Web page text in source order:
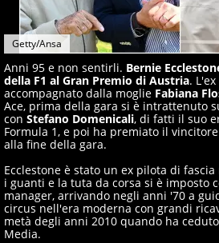
Getty/Ansa
Anni 95 e non sentirli. Bernie
della F1 al Gran Premio di Austria.
accompagnato dalla moglie Fabiana
Ace, prima della gara si è intrattenuto
con Stefano Domenicali, di fatti il suo
Formula 1, e poi ha premiato il vincitore
alla fine della gara.
Ecclestone è stato un ex pilota di
i guanti e la tuta da corsa si è imposto
manager, arrivando negli anni '70 a
circus nell'era moderna con grandi
metà degli anni 2010 quando ha
Media.